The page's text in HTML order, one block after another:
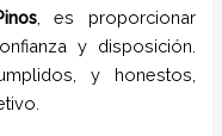
, es proporcionar
y disposición.
y honestos,